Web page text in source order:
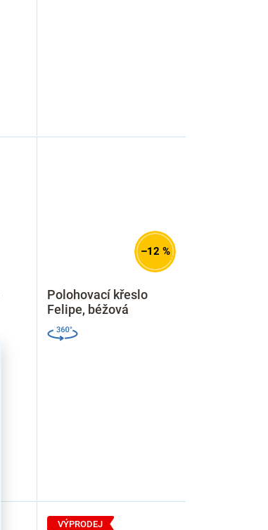
–12 %
Polohovací křeslo
Felipe, béžová
VÝPRODEJ